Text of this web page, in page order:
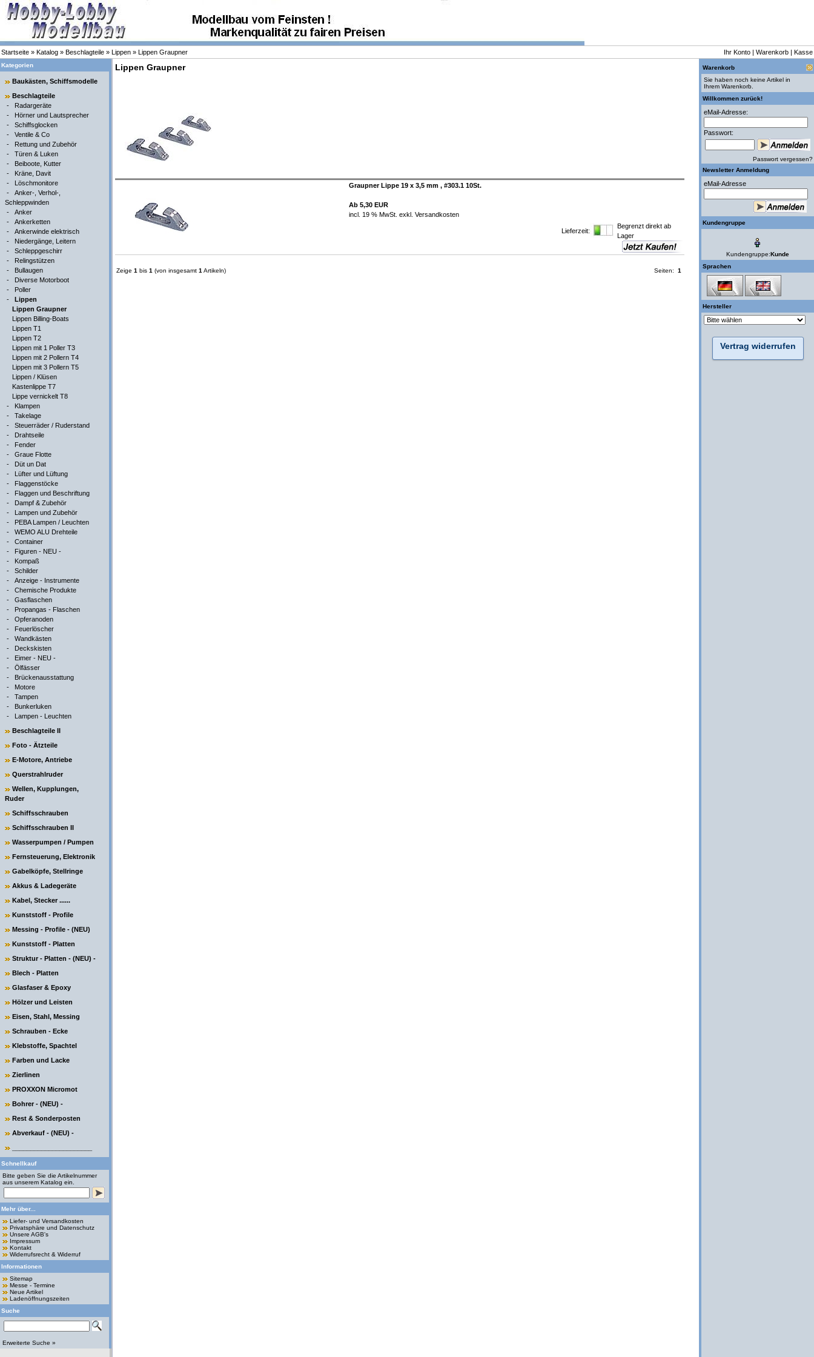
Startseite » Katalog » Beschlagteile » Lippen » Lippen Graupner Ihr Konto | Warenkorb | Kasse
Kategorien
Baukästen, Schiffsmodelle
Beschlagteile
- Radargeräte
- Hörner und Lautsprecher
- Schiffsglocken
- Ventile & Co
- Rettung und Zubehör
- Türen & Luken
- Beiboote, Kutter
- Kräne, Davit
- Löschmonitore
- Anker-, Verhol-,
Schleppwinden
- Anker
- Ankerketten
- Ankerwinde elektrisch
- Niedergänge, Leitern
- Schleppgeschirr
- Relingstützen
- Bullaugen
- Diverse Motorboot
- Poller
- Lippen
Lippen Graupner
Lippen Billing-Boats
Lippen T1
Lippen T2
Lippen mit 1 Poller T3
Lippen mit 2 Pollern T4
Lippen mit 3 Pollern T5
Lippen / Klüsen
Kastenlippe T7
Lippe vernickelt T8
- Klampen
- Takelage
- Steuerräder / Ruderstand
- Drahtseile
- Fender
- Graue Flotte
- Düt un Dat
- Lüfter und Lüftung
- Flaggenstöcke
- Flaggen und Beschriftung
- Dampf & Zubehör
- Lampen und Zubehör
- PEBA Lampen / Leuchten
- WEMO ALU Drehteile
- Container
- Figuren - NEU -
- Kompaß
- Schilder
- Anzeige - Instrumente
- Chemische Produkte
- Gasflaschen
- Propangas - Flaschen
- Opferanoden
- Feuerlöscher
- Wandkästen
- Deckskisten
- Eimer - NEU -
- Ölfässer
- Brückenausstattung
- Motore
- Tampen
- Bunkerluken
- Lampen - Leuchten
Beschlagteile II
Foto - Ätzteile
E-Motore, Antriebe
Querstrahlruder
Wellen, Kupplungen,
Ruder
Schiffsschrauben
Schiffsschrauben II
Wasserpumpen / Pumpen
Fernsteuerung, Elektronik
Gabelköpfe, Stellringe
Akkus & Ladegeräte
Kabel, Stecker ......
Kunststoff - Profile
Messing - Profile - (NEU)
Kunststoff - Platten
Struktur - Platten - (NEU) -
Blech - Platten
Glasfaser & Epoxy
Hölzer und Leisten
Eisen, Stahl, Messing
Schrauben - Ecke
Klebstoffe, Spachtel
Farben und Lacke
Zierlinen
PROXXON Micromot
Bohrer - (NEU) -
Rest & Sonderposten
Abverkauf - (NEU) -
Schnellkauf
Bitte geben Sie die Artikelnummer
aus unserem Katalog ein.
Mehr über...
Liefer- und Versandkosten
Privatsphäre und Datenschutz
Unsere AGB's
Impressum
Kontakt
Widerrufsrecht & Widerruf
Informationen
Sitemap
Messe - Termine
Neue Artikel
Ladenöffnungszeiten
Suche
Erweiterte Suche »
Lippen Graupner
Graupner Lippe 19 x 3,5 mm , #303.1 10St.
Ab 5,30 EUR
incl. 19 % MwSt. exkl. Versandkosten
Lieferzeit:
Begrenzt direkt ab
Lager
Zeige 1 bis 1 (von insgesamt 1 Artikeln) Seiten: 1
Warenkorb
Sie haben noch keine Artikel in
Ihrem Warenkorb.
Willkommen zurück!
eMail-Adresse:
Passwort:
Passwort vergessen?
Newsletter Anmeldung
eMail-Adresse
Kundengruppe
Kundengruppe:Kunde
Sprachen
Hersteller
Vertrag widerrufen